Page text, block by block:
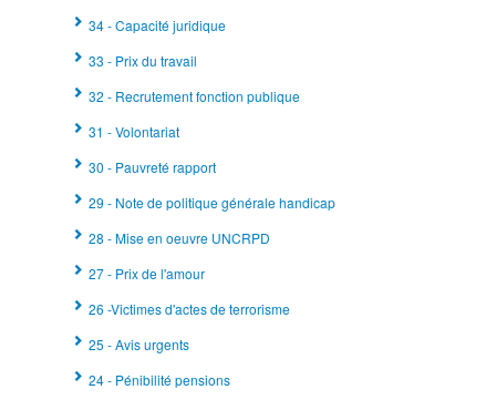
34 - Capacité juridique
33 - Prix du travail
32 - Recrutement fonction publique
31 - Volontariat
30 - Pauvreté rapport
29 - Note de politique générale handicap
28 - Mise en oeuvre UNCRPD
27 - Prix de l'amour
26 -Victimes d'actes de terrorisme
25 - Avis urgents
24 - Pénibilité pensions